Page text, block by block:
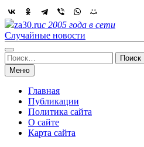
Skip
to
content
za30.ruс 2005 года в сети
Случайные новости
Найти:
Меню
Главная
Публикации
Политика сайта
О сайте
Карта сайта